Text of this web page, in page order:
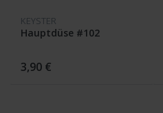
KEYSTER
Hauptdüse #102
3,90 €